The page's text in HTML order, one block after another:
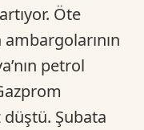
Öte
petrol
düştü. Şubata